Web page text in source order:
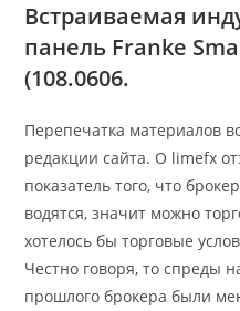
Встраиваемая
панель Franke
(108.0606.
Перепечатка материалов
редакции сайта. О limefx
показатель того, что
водятся, значит можно
хотелось бы торговые
Честно говоря, то спреды
прошлого брокера были